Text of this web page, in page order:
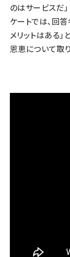
のはサービスだ
ケートでは、回
メリットはある
恩恵について取